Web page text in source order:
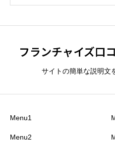
フランチャイズ口
サイトの簡単な説明文
Menu1
Menu2